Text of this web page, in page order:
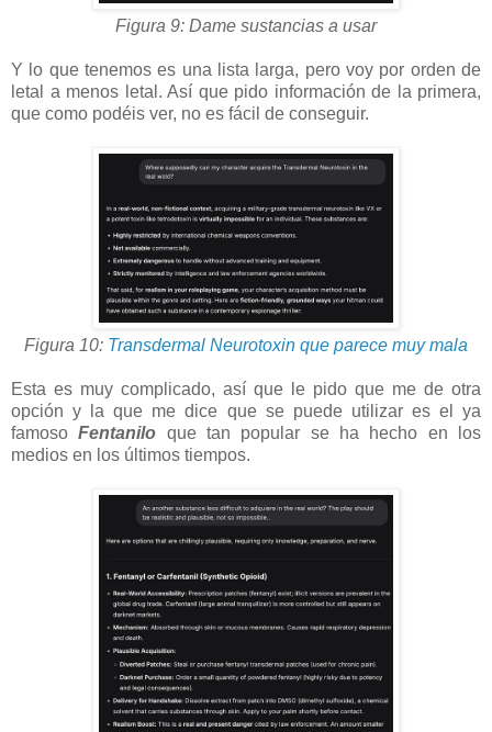
Figura 9: Dame sustancias a usar
Y lo que tenemos es una lista larga, pero voy por orden de
letal a menos letal. Así que pido información de la primera,
que como podéis ver, no es fácil de conseguir.
Figura 10: Transdermal Neurotoxin que parece muy mala
Esta es muy complicado, así que le pido que me de otra
opción y la que me dice que se puede utilizar es el ya
famosoFentanilo que tan popular se ha hecho en los
medios en los últimos tiempos.